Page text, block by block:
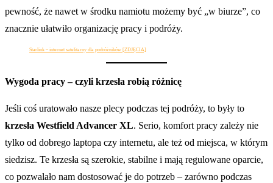
pewność, że nawet w środku namiotu możemy być „w biurze”, co
znacznie ułatwiło organizację pracy i podróży.
Starlink – internet satelitarny dla podróżników [ZDJĘCIA]
Wygoda pracy – czyli krzesła robią różnicę
Jeśli coś uratowało nasze plecy podczas tej podróży, to były to
krzesła Westfield Advancer XL. Serio, komfort pracy zależy nie
tylko od dobrego laptopa czy internetu, ale też od miejsca, w którym
siedzisz. Te krzesła są szerokie, stabilne i mają regulowane oparcie,
co pozwalało nam dostosować je do potrzeb – zarówno podczas